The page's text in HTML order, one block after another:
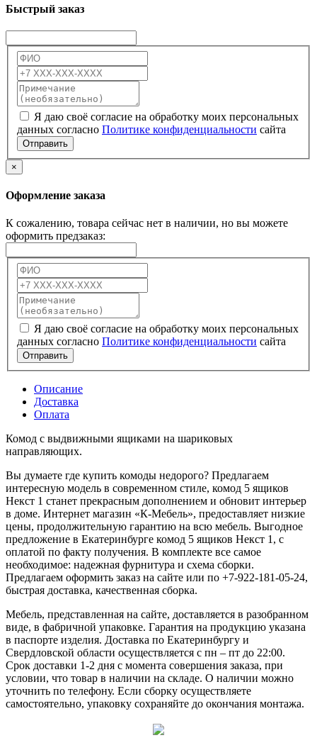
Быстрый заказ
Я даю своё согласие на обработку моих персональных
данных согласно Политике конфиденциальности сайта
Отправить
×
Оформление заказа
К сожалению, товара сейчас нет в наличии, но вы можете
оформить предзаказ:
Я даю своё согласие на обработку моих персональных
данных согласно Политике конфиденциальности сайта
Отправить
Описание
Доставка
Оплата
Комод с выдвижными ящиками на шариковых
направляющих.
Вы думаете где купить комоды недорого? Предлагаем
интересную модель в современном стиле, комод 5 ящиков
Некст 1 станет прекрасным дополнением и обновит интерьер
в доме. Интернет магазин «К-Мебель», предоставляет низкие
цены, продолжительную гарантию на всю мебель. Выгодное
предложение в Екатеринбурге комод 5 ящиков Некст 1, с
оплатой по факту получения. В комплекте все самое
необходимое: надежная фурнитура и схема сборки.
Предлагаем оформить заказ на сайте или по +7-922-181-05-24,
быстрая доставка, качественная сборка.
Мебель, представленная на сайте, доставляется в разобранном
виде, в фабричной упаковке. Гарантия на продукцию указана
в паспорте изделия. Доставка по Екатеринбургу и
Свердловской области осуществляется с пн – пт до 22:00.
Срок доставки 1-2 дня с момента совершения заказа, при
условии, что товар в наличии на складе. О наличии можно
уточнить по телефону. Если сборку осуществляете
самостоятельно, упаковку сохраняйте до окончания монтажа.